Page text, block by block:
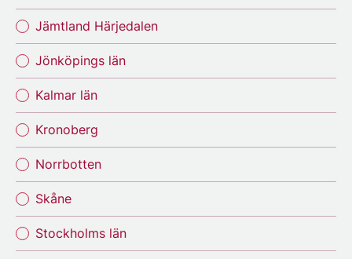
Jämtland Härjedalen
Jönköpings län
Kalmar län
Kronoberg
Norrbotten
Skåne
Stockholms län